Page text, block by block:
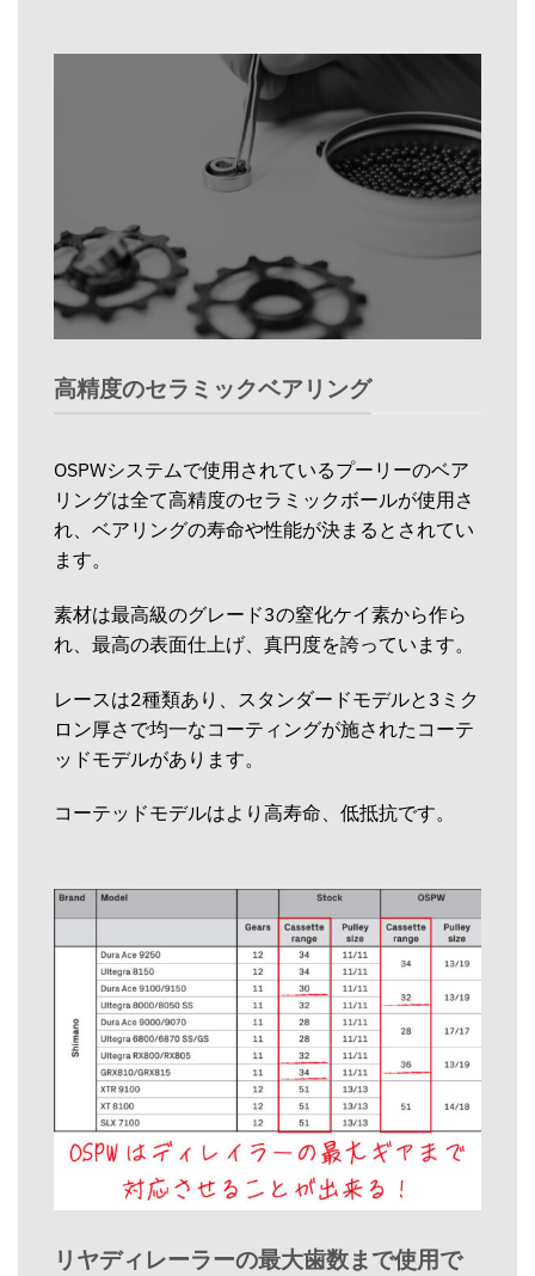
高精度のセラミックベアリング
OSPWシステムで使用されているプーリーのベア
リングは全て高精度のセラミックボールが使用さ
れ、ベアリングの寿命や性能が決まるとされてい
ます。
素材は最高級のグレード3の窒化ケイ素から作ら
れ、最高の表面仕上げ、真円度を誇っています。
レースは2種類あり、スタンダードモデルと3ミク
ロン厚さで均一なコーティングが施されたコーテ
ッドモデルがあります。
コーテッドモデルはより高寿命、低抵抗です。
リヤディレーラーの最大歯数まで使用で